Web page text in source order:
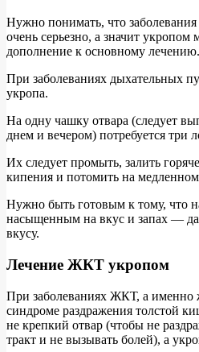
Нужно понимать, что
очень серьезно, а значит укропом
дополнение к основному лечению.
При заболеваниях дыхательных
укропа.
На одну чашку отвара (следует
днем и вечером) потребуется три
Их следует промыть, залить
кипения и потомить на
Нужно быть готовым к тому, что
насыщенным на вкус и запах —
вкусу.
Лечение ЖКТ укропом
При заболеваниях ЖКТ, а именно
синдроме раздражения толстой
не крепкий отвар (чтобы не
тракт и не вызывать болей), а